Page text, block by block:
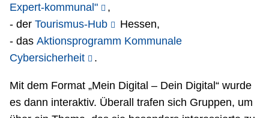
Expert-kommunal"
,
- der Tourismus-Hub
Hessen,
- das Aktionsprogramm Kommunale
Cybersicherheit
.
Mit dem Format „Mein Digital – Dein Digital“ wurde
es dann interaktiv. Überall trafen sich Gruppen, um